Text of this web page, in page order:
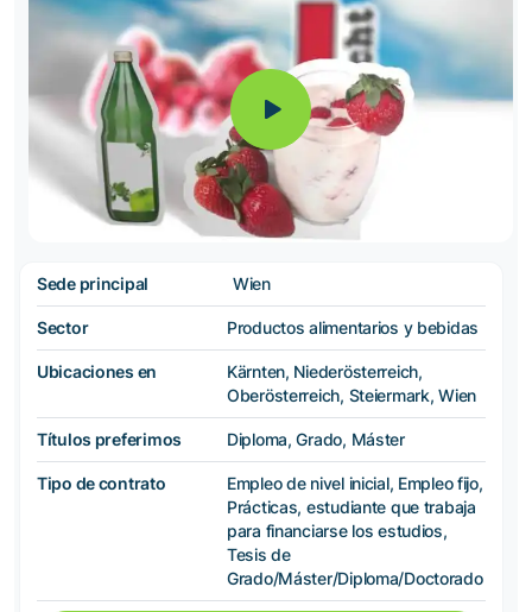
Sede principal Wien
Sector Productos alimentarios y bebidas
Ubicaciones en
Kärnten, Niederösterreich,
Oberösterreich, Steiermark, Wien
Títulos preferimos Diploma, Grado, Máster
Tipo de contrato
Empleo de nivel inicial, Empleo fijo,
Prácticas, estudiante que trabaja
para financiarse los estudios,
Tesis de
Grado/Máster/Diploma/Doctorado